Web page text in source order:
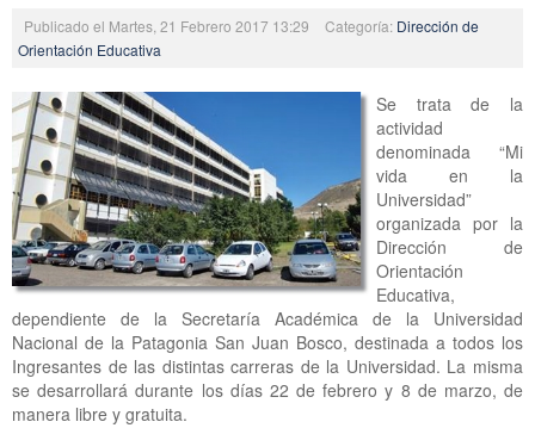
Publicado el Martes, 21 Febrero 2017 13:29 Categoría: Dirección de
Orientación Educativa
Se trata de la
actividad
denominada “Mi
vida en la
Universidad”
organizada por la
Dirección de
Orientación
Educativa,
dependiente de la Secretaría Académica de la Universidad
Nacional de la Patagonia San Juan Bosco, destinada a todos los
Ingresantes de las distintas carreras de la Universidad. La misma
se desarrollará durante los días 22 de febrero y 8 de marzo, de
manera libre y gratuita.